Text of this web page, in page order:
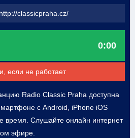
http://classicpraha.cz/
0:00
если не работает
Radio Classic Praha доступна
с Android, iPhone iOS
время. Слушайте онлайн интернет
эфире.